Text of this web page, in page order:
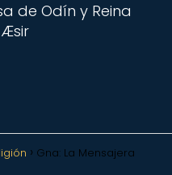
de Odín y Reina
Gna: La Mensajera